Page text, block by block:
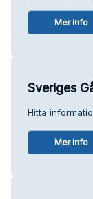
Mer info
Sveriges
Hitta
Mer info